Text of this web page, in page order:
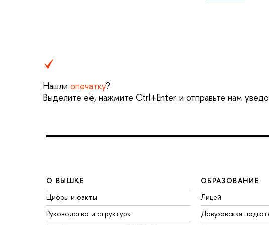
Нашли опечатку?
Выделите её, нажмите Ctrl+Enter и отправьте нам
О ВЫШКЕ
Цифры и факты
Руководство и структура
ОБРАЗОВАНИЕ
Лицей
Довузовская